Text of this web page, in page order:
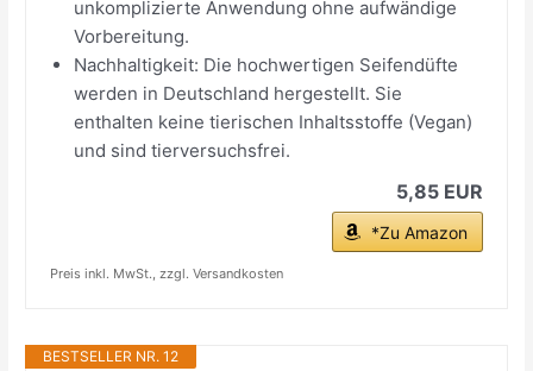
unkomplizierte Anwendung ohne aufwändige
Vorbereitung.
Nachhaltigkeit: Die hochwertigen Seifendüfte
werden in Deutschland hergestellt. Sie
enthalten keine tierischen Inhaltsstoffe (Vegan)
und sind tierversuchsfrei.
5,85 EUR
*Zu Amazon
Preis inkl. MwSt., zzgl. Versandkosten
BESTSELLER NR. 12